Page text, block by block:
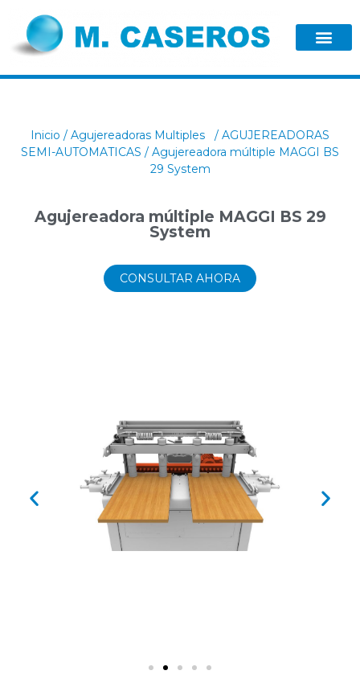
Inicio / Agujereadoras Multiples / AGUJEREADORAS
SEMI-AUTOMATICAS / Agujereadora múltiple MAGGI BS
29 System
Agujereadora múltiple MAGGI BS 29
System
CONSULTAR AHORA